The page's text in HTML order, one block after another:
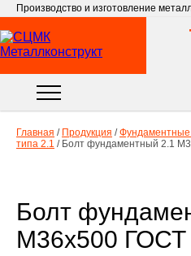
Производство и изготовление
Главная / Продукция /
типа 2.1 / Болт фундаментный 2.1
Болт
М36х500 ГОСТ